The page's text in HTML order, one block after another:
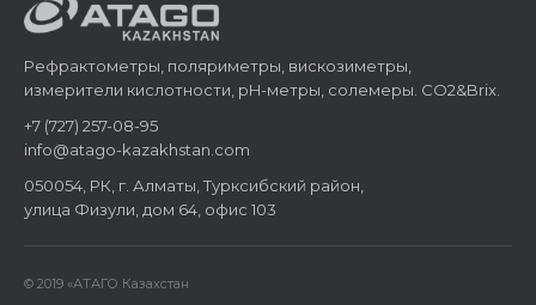
Рефрактометры, поляриметры, вискозиметры,
измерители кислотности, pH-метры, солемеры. CO2&Brix.
+7 (727) 257-08-95
info@atago-kazakhstan.com
050054, РК, г. Алматы, Турксибский район,
улица Физули, дом 64, офис 103
© 2019 «АТАГО Казахстан